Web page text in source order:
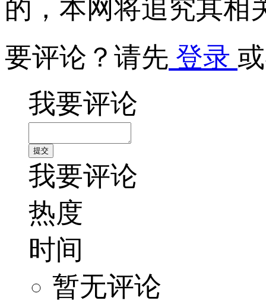
的，本网将追究其相
要评论？请先 登录
我要评论
我要评论
热度
时间
暂无评论